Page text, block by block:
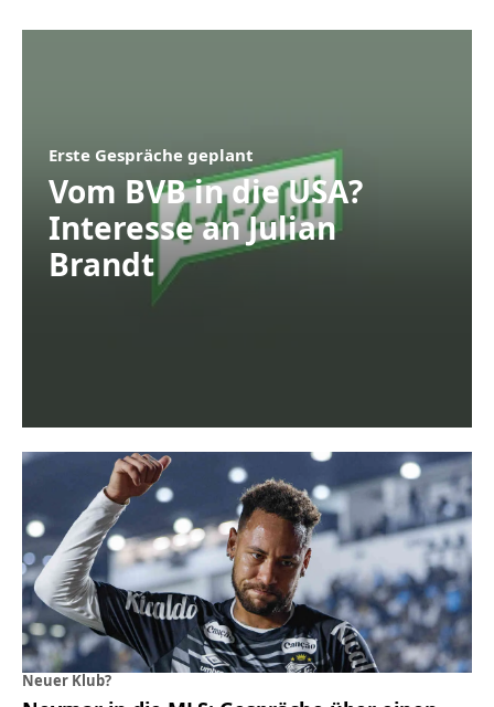
Erste Gespräche geplant
Vom BVB in die USA?
Interesse an Julian
Brandt
Neuer Klub?